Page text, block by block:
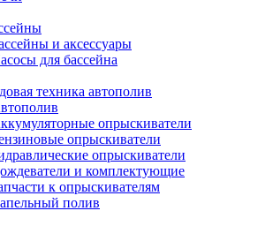
и аксессуары
для бассейна
техника автополив
опрыскиватели
опрыскиватели
опрыскиватели
и комплектующие
к опрыскивателям
полив